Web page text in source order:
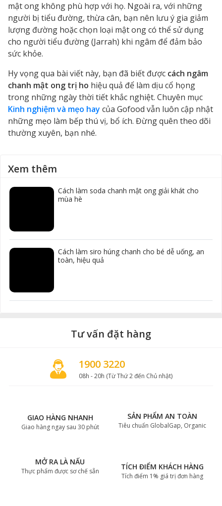
mật ong không phù hợp với họ. Ngoài ra, với những
người bị tiểu đường, thừa cân, bạn nên lưu ý gia giảm
lượng đường hoặc chọn loại mật ong có thể sử dụng
cho người tiểu đường (Jarrah) khi ngâm để đảm bảo
sức khỏe.
Hy vọng qua bài viết này, bạn đã biết được cách ngâm
chanh mật ong trị ho hiệu quả để làm dịu cổ họng
trong những ngày thời tiết khắc nghiệt. Chuyên mục
Kinh nghiệm và mẹo hay của Gofood vẫn luôn cập nhật
những mẹo làm bếp thú vị, bổ ích. Đừng quên theo dõi
thường xuyên, bạn nhé.
Xem thêm
Cách làm soda chanh mật ong giải khát cho
mùa hè
Cách làm siro húng chanh cho bé dễ uống, an
toàn, hiệu quả
Tư vấn đặt hàng
1900 3220
08h - 20h (Từ Thứ 2 đến Chủ nhật)
GIAO HÀNG NHANH
Giao hàng ngay sau 30 phút
SẢN PHẨM AN TOÀN
Tiêu chuẩn GlobalGap, Organic
MỞ RA LÀ NẤU
Thực phẩm được sơ chế sẵn TÍCH ĐIỂM KHÁCH HÀNG
Tích điểm 1% giá trị đơn hàng